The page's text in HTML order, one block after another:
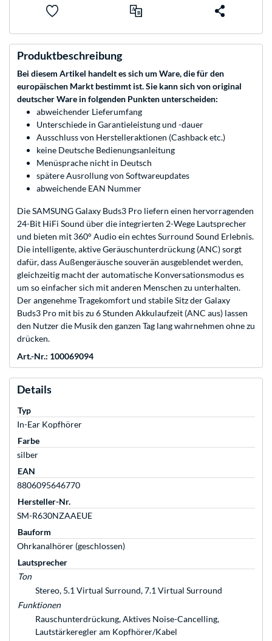
Produktbeschreibung
Bei diesem Artikel handelt es sich um Ware, die für den
europäischen Markt bestimmt ist. Sie kann sich von original
deutscher Ware in folgenden Punkten unterscheiden:
abweichender Lieferumfang
Unterschiede in Garantieleistung und -dauer
Ausschluss von Herstelleraktionen (Cashback etc.)
keine Deutsche Bedienungsanleitung
Menüsprache nicht in Deutsch
spätere Ausrollung von Softwareupdates
abweichende EAN Nummer
Die SAMSUNG Galaxy Buds3 Pro liefern einen hervorragenden
24-Bit HiFi Sound über die integrierten 2-Wege Lautsprecher
und bieten mit 360° Audio ein echtes Surround Sound Erlebnis.
Die intelligente, aktive Geräuschunterdrückung (ANC) sorgt
dafür, dass Außengeräusche souverän ausgeblendet werden,
gleichzeitig macht der automatische Konversationsmodus es
um so einfacher sich mit anderen Menschen zu unterhalten.
Der angenehme Tragekomfort und stabile Sitz der Galaxy
Buds3 Pro mit bis zu 6 Stunden Akkulaufzeit (ANC aus) lassen
den Nutzer die Musik den ganzen Tag lang wahrnehmen ohne zu
drücken.
Art.-Nr.: 100069094
Details
Typ
In-Ear Kopfhörer
Farbe
silber
EAN
8806095646770
Hersteller-Nr.
SM-R630NZAAEUE
Bauform
Ohrkanalhörer (geschlossen)
Lautsprecher
Ton
Stereo, 5.1 Virtual Surround, 7.1 Virtual Surround
Funktionen
Rauschunterdrückung, Aktives Noise-Cancelling,
Lautstärkeregler am Kopfhörer/Kabel